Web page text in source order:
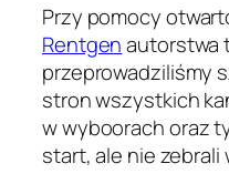
Przy pomocy
Rentgenautorstwa
przeprowadziliśmy
stron wszystkich
w wyboorach oraz
start, ale nie